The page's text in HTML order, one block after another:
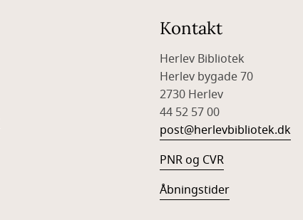
Kontakt
Herlev Bibliotek
Herlev bygade 70
2730 Herlev
44 52 57 00
post@herlevbibliotek.dk
PNR og CVR
Åbningstider